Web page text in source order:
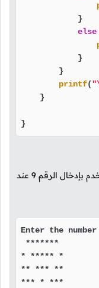
            }
else
            }
        }
printf(
    }
}
بإدخال الرقم 9 عند
Enter the
*******
* ***** *
** *** **
*** * ***